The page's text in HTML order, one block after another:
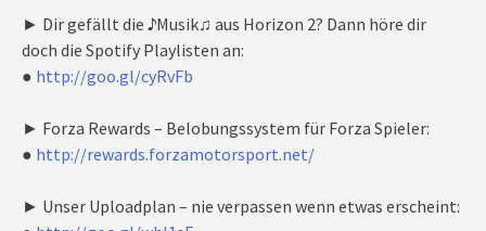
► Dir gefällt die ♪Musik♫ aus Horizon 2? Dann höre dir
doch die Spotify Playlisten an:
● http://goo.gl/cyRvFb
► Forza Rewards – Belobungssystem für Forza Spieler:
● http://rewards.forzamotorsport.net/
► Unser Uploadplan – nie verpassen wenn etwas erscheint: